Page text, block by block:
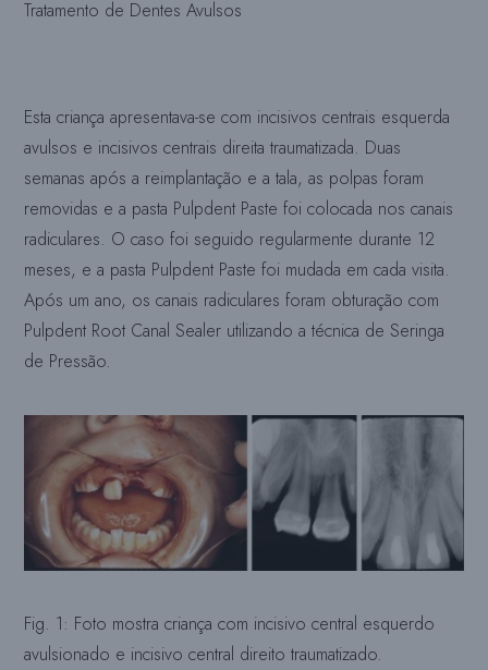
Tratamento de Dentes Avulsos
Esta criança apresentava-se com incisivos centrais esquerda
avulsos e incisivos centrais direita traumatizada. Duas
semanas após a reimplantação e a tala, as polpas foram
removidas e a pasta Pulpdent Paste foi colocada nos canais
radiculares. O caso foi seguido regularmente durante 12
meses, e a pasta Pulpdent Paste foi mudada em cada visita.
Após um ano, os canais radiculares foram obturação com
Pulpdent Root Canal Sealer utilizando a técnica de Seringa
de Pressão.
Fig. 1: Foto mostra criança com incisivo central esquerdo
avulsionado e incisivo central direito traumatizado.